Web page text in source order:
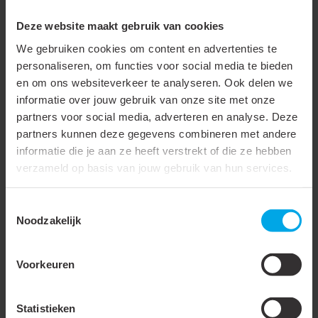
Deze website maakt gebruik van cookies
We gebruiken cookies om content en advertenties te
personaliseren, om functies voor social media te bieden
en om ons websiteverkeer te analyseren. Ook delen we
informatie over jouw gebruik van onze site met onze
partners voor social media, adverteren en analyse. Deze
partners kunnen deze gegevens combineren met andere
informatie die je aan ze heeft verstrekt of die ze hebben
verzameld op basis van jouw gebruik van hun services.
Noodzakelijk
Voorkeuren
Statistieken
600 mm
Kleur
Zwart
Max. belasting
470 kg
Setuitvoering
Onderdeel serie
Ophoogblokken
Accessoires & opties
- TD-V 100KG